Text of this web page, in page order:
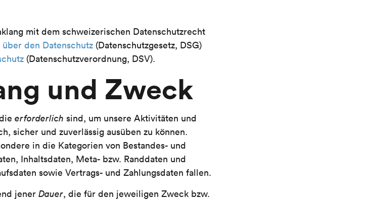
mit dem schweizerischen Datenschutzrecht
über den Datenschutz (Datenschutzgesetz, DSG)
(Datenschutzverordnung, DSV).
und Zweck
erforderlich sind, um unsere Aktivitäten und
sicher und zuverlässig ausüben zu können.
in die Kategorien von Bestandes- und
Inhaltsdaten, Meta- bzw. Randdaten und
sowie Vertrags- und Zahlungsdaten fallen.
jener Dauer, die für den jeweiligen Zweck bzw.